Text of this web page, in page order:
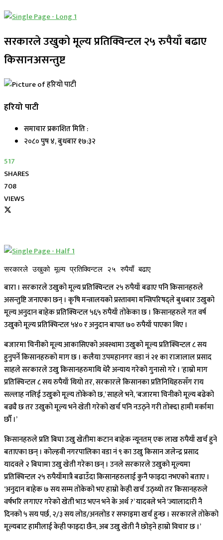
सरकारले उखुको मूल्य प्रतिक्विन्टल २५ रुपैयाँ बढाए
किसानअसन्तुष्ट
हरियो पाटी
समाचार प्रकाशित मिति :
२०८० पुष ४, बुधबार १७:३२
517
SHARES
708
VIEWS
सरकारले उखुको मूल्य प्रतिक्विन्टल २५ रुपैयाँ बढाए
बारा । सरकारले उखुको मूल्य प्रतिक्विन्टल २५ रुपैयाँ बढाए पनि किसानहरुले
असन्तुष्टि जनाएका छन् । कृषि मन्त्रालयको प्रस्तावमा मन्त्रिपरिषद्ले बुधबार उखुको
मूल्य अनुदान बाहेक प्रतिक्विन्टल ५६५ रुपैयाँ तोकेका छ । किसानहरुले गत वर्ष
उखुको मूल्य प्रतिक्विन्टल ५४० र अनुदान बापत ७० रुपैयाँ पाएका थिए ।
बजारमा चिनीको मूल्य आकासिएको अवस्थामा उखुको मूल्य प्रतिक्विन्टल ८ सय
हुनुपर्ने किसानहरुको माग छ । कलैया उपमहानगर वडा नं २१ का राजालाल प्रसाद
साहले सरकारले उखु किसानहरुमाथि धेरै अन्याय गरेको गुनासो गरे । ‘हाम्रो माग
प्रतिक्विन्टल ८ सय रुपैयाँ थियो तर, सरकारले किसानका प्रतिनिधिहरुसँग राय
सल्लाह नलिई उखुको मूल्य तोकेको छ,’ साहले भने, ‘बजारमा चिनीको मूल्य बढेको
बढ्यै छ तर उखुको मूल्य भने खेती गरेको खर्च पनि नउठ्ने गरी तोक्दा हामी मर्कामा
छौँ ।’
किसानहरुले प्रति बिघा उखु खेतीमा कटान बाहेक न्यूनतम् एक लाख रुपैयाँ खर्च हुने
बताएका छन् । कोल्हवी नगरपालिका वडा नं ९ का उखु किसान जलेन्द्र प्रसाद
यादवले २ बिघामा उखु खेती गरेका छन् । उनले सरकारले उखुको मूल्यमा
प्रतिक्विन्टल २५ रुपैयाँमात्रै बढाउँदा किसानहरुलाई कुनै फाइदा नभएको बताए ।
‘अनुदान बाहेक ७ सय सम्म तोकेको भए हाम्रो केही खर्च उठ्थ्यो तर किसानहरुले
वर्षभरि लगाएर गरेको खेती भाउ भएन भने के अर्थ ?’ यादवले भने ‘ज्यालादारी नै
दिनको ५ सय पर्छ, २/३ सय लोड/अनलोड र सफाइमा खर्च हुन्छ । सरकारले तोकेको
मूल्यबाट हामीलाई केही फाइदा छैन, अब उखु खेती नै छोड्ने हाम्रो विचार छ ।’